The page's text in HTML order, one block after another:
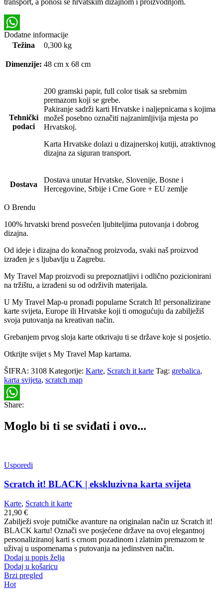
WhatsApp
Dodatne informacije
Težina
0,300 kg
Dimenzije: 48 cm x 68 cm
Tehnički
podaci
200 gramski papir, full color tisak sa srebrnim
premazom koji se grebe.
Pakiranje sadrži karti Hrvatske i naljepnicama s kojima
možeš posebno označiti najzanimljivija mjesta po
Hrvatskoj.
Karta Hrvatske dolazi u dizajnerskoj kutiji, atraktivnog
dizajna za siguran transport.
Dostava
Dostava unutar Hrvatske, Slovenije, Bosne i
Hercegovine, Srbije i Crne Gore + EU zemlje
O Brendu
100% hrvatski brend posvećen ljubiteljima putovanja i dobrog
dizajna.
Od ideje i dizajna do konačnog proizvoda, svaki naš proizvod
izrađen je s ljubavlju u Zagrebu.
My Travel Map proizvodi su prepoznatljivi i odlično pozicionirani
na tržištu, a izrađeni su od održivih materijala.
U My Travel Map-u pronađi popularne Scratch It! personalizirane
karte svijeta, Europe ili Hrvatske koji ti omogućuju da zabilježiš
svoja putovanja na kreativan način.
Grebanjem prvog sloja karte otkrivaju ti se države koje si posjetio.
Otkrijte svijet s My Travel Map kartama.
ŠIFRA: 3108 Kategorije: Karte, Scratch it karte Tag: grebalica,
karta svijeta, scratch map
WhatsApp
Share:
Moglo bi ti se sviđati i ovo...
Usporedi
Scratch it! BLACK | ekskluzivna karta svijeta
Karte, Scratch it karte
21,90 €
Zabilježi svoje putničke avanture na originalan način uz Scratch it!
BLACK kartu! Označi sve posjećene države na ovoj elegantnoj
personaliziranoj karti s crnom pozadinom i zlatnim premazom te
uživaj u uspomenama s putovanja na jedinstven način.
Dodaj u popis želja
Dodaj u košaricu
Brzi pregled
Hot